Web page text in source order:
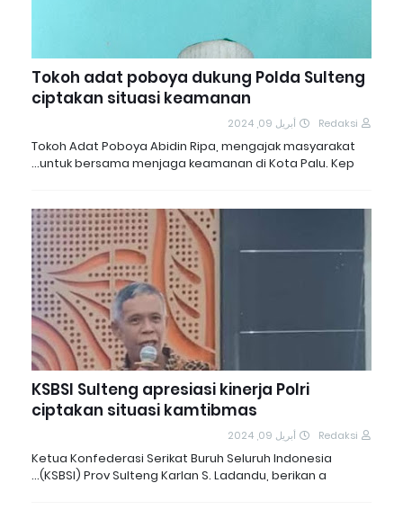
Tokoh adat poboya dukung Polda Sulteng
ciptakan situasi keamanan
Redaksi أبريل 09, 2024
Tokoh Adat Poboya Abidin Ripa, mengajak masyarakat
untuk bersama menjaga keamanan di Kota Palu. Kep…
KSBSI Sulteng apresiasi kinerja Polri
ciptakan situasi kamtibmas
Redaksi أبريل 09, 2024
Ketua Konfederasi Serikat Buruh Seluruh Indonesia
(KSBSI) Prov Sulteng Karlan S. Ladandu, berikan a…